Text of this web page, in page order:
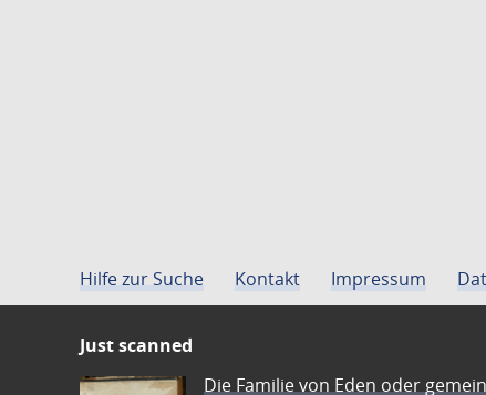
Hilfe zur Suche Kontakt Impressum
Just scanned
Die Familie von Eden oder